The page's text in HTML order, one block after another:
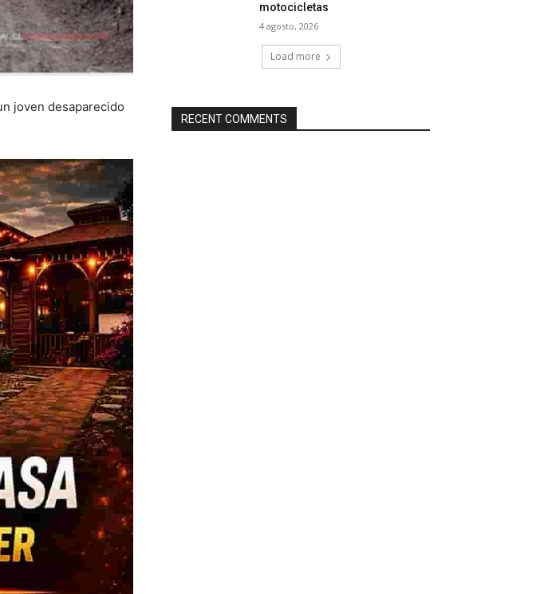
joven desaparecido
motocicletas
4 agosto, 2026
Load more
RECENT COMMENTS